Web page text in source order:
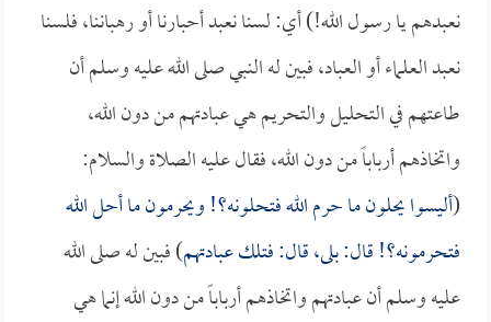
نعبدهم يا رسول الله!) أي: لسنا نعبد أحبارنا أو رهباننا، فلسنا
نعبد العلماء أو العباد، فبين له النبي صلى الله عليه وسلم أن
طاعتهم في التحليل والتحريم هي عبادتهم من دون الله،
واتخاذهم أرباباً من دون الله، فقال عليه الصلاة والسلام:
(أليسوا يحلون ما حرم الله فتحلونه؟! ويحرمون ما أحل الله
فتحرمونه؟! قال: بلى، قال: فتلك عبادتهم) فبين له صلى الله
عليه وسلم أن عبادتهم واتخاذهم أرباباً من دون الله إنما هي